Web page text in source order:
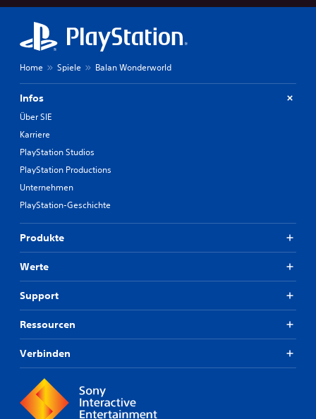
Home Spiele Balan Wonderworld
Infos
Über SIE
Karriere
PlayStation Studios
PlayStation Productions
Unternehmen
PlayStation-Geschichte
Produkte
Werte
Support
Ressourcen
Verbinden